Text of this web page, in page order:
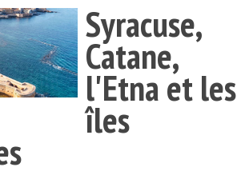
Syracuse,
Catane,
l'Etna et les
îles